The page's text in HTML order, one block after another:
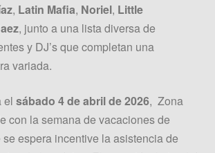
, Latin Mafia, Noriel, Little
, junto a una lista diversa de
y DJ’s que completan una
variada.
el sábado 4 de abril de 2026, Zona
con la semana de vacaciones de
espera incentive la asistencia de